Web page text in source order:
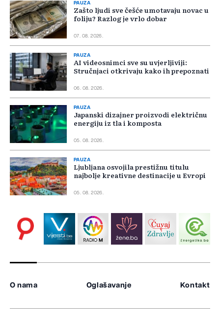
PAUZA
Zašto ljudi sve češće umotavaju novac u
foliju? Razlog je vrlo dobar
07. 08. 2026.
PAUZA
AI videosnimci sve su uvjerljiviji:
Stručnjaci otkrivaju kako ih prepoznati
06. 08. 2026.
PAUZA
Japanski dizajner proizvodi električnu
energiju iz tla i komposta
05. 08. 2026.
PAUZA
Ljubljana osvojila prestižnu titulu
najbolje kreativne destinacije u Evropi
05. 08. 2026.
O nama Oglašavanje Kontakt